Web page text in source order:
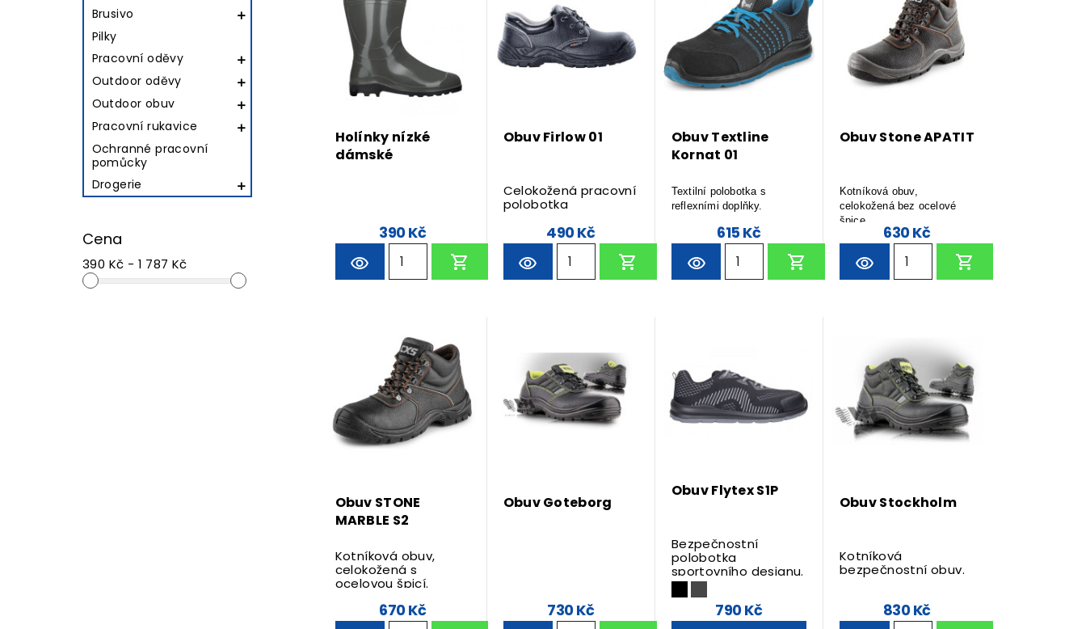
Brusivo 
Pilky
Pracovní oděvy

Outdoor oděvy 
Outdoor obuv 
Pracovní rukavice 
Ochranné pracovní
pomůcky
Drogerie

Cena
390 Kč - 1 787 Kč
Holínky nízké
dámské
390 Kč
Obuv Firlow 01
Celokožená pracovní
polobotka
490 Kč
Obuv Textline
Kornat 01
Textilní polobotka s
reflexními doplňky.
615 Kč
Obuv Stone APATIT
Kotníková obuv,
celokožená bez ocelové
špice.
630 Kč
Obuv STONE
MARBLE S2
Kotníková obuv,
celokožená s
ocelovou špicí.
670 Kč
Obuv Goteborg
730 Kč
Obuv Flytex S1P
Bezpečnostní
polobotka
sportovního designu.
790 Kč
Obuv Stockholm
Kotníková
bezpečnostní obuv.
830 Kč